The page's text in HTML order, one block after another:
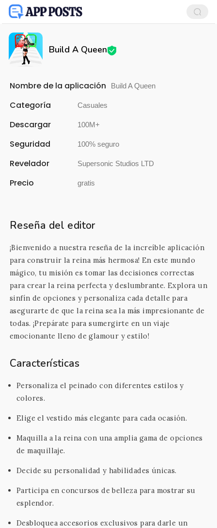
Build A Queen
Nombre de la aplicación Build A Queen
Categoría Casuales
Descargar 100M+
Seguridad 100% seguro
Revelador Supersonic Studios LTD
Precio gratis
Reseña del editor
¡Bienvenido a nuestra reseña de la increíble aplicación
para construir la reina más hermosa! En este mundo
mágico, tu misión es tomar las decisiones correctas
para crear la reina perfecta y deslumbrante. Explora un
sinfín de opciones y personaliza cada detalle para
asegurarte de que la reina sea la más impresionante de
todas. ¡Prepárate para sumergirte en un viaje
emocionante lleno de glamour y estilo!
Características
Personaliza el peinado con diferentes estilos y
colores.
Elige el vestido más elegante para cada ocasión.
Maquilla a la reina con una amplia gama de opciones
de maquillaje.
Decide su personalidad y habilidades únicas.
Participa en concursos de belleza para mostrar su
esplendor.
Desbloquea accesorios exclusivos para darle un